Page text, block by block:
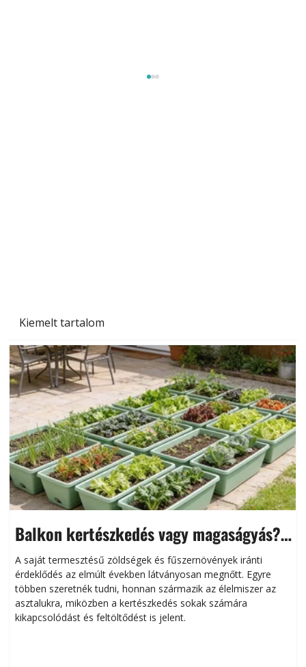
Kiemelt tartalom
Balkon kertészkedés vagy magaságyás?
Helytakarékos kertészkedés
A saját termesztésű zöldségek és fűszernövények iránti
érdeklődés az elmúlt években látványosan megnőtt. Egyre
többen szeretnék tudni, honnan származik az élelmiszer az
asztalukra, miközben a kertészkedés sokak számára
kikapcsolódást és feltöltődést is jelent.